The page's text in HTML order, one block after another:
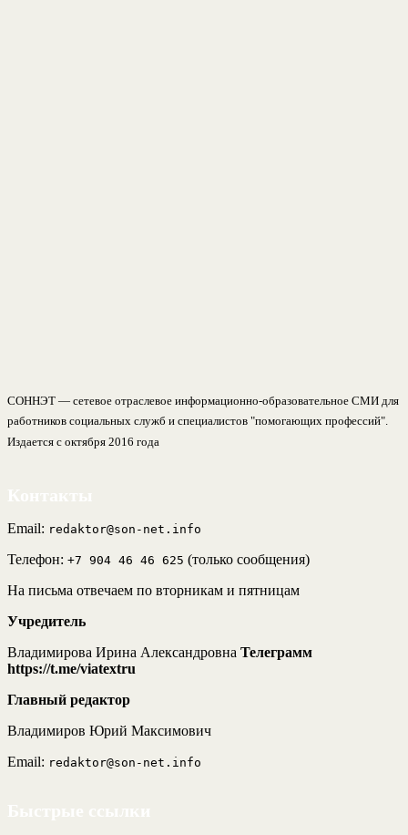
СОННЭТ — сетевое отраслевое информационно-образовательное СМИ для
работников социальных служб и специалистов "помогающих профессий".
Издается с октября 2016 года
Email: redaktor@son-net.info
Телефон: +7 904 46 46 625 (только сообщения)
На письма отвечаем по вторникам и пятницам
Учредитель
Владимирова Ирина Александровна Телеграмм
https://t.me/viatextru
Главный редактор
Владимиров Юрий Максимович
Email: redaktor@son-net.info